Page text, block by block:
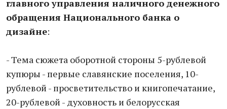
главного управления наличного денежного
обращения Национального банка о
дизайне:
- Тема сюжета оборотной стороны 5-рублевой
купюры - первые славянские поселения, 10-
рублевой - просветительство и книгопечатание,
20-рублевой - духовность и белорусская